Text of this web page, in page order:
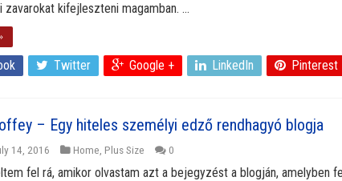
zavarokat kifejleszteni magamban. ...
Twitter Google + LinkedIn Pinterest
– Egy hiteles személyi edző rendhagyó blogja
14, 2016 Home Plus Size 0
fel rá, amikor olvastam azt a bejegyzést a blogján, amelyben